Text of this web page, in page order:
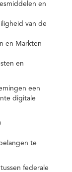
en
van de
en Markten
en
een
digitale
te
federale